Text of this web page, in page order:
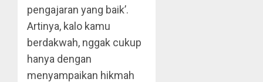
pengajaran yang baik’.
Artinya, kalo kamu
berdakwah, nggak cukup
hanya dengan
menyampaikan hikmah